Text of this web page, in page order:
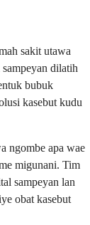
sakit utawa
dilatih
bubuk
kasebut kudu
ngombe apa wae
migunani. Tim
sampeyan lan
obat kasebut